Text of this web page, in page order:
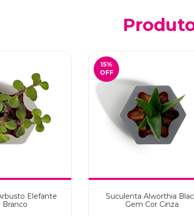
Elefante
Branco
15%
OFF
Suculenta Alworthia
Gem Cor Cinza